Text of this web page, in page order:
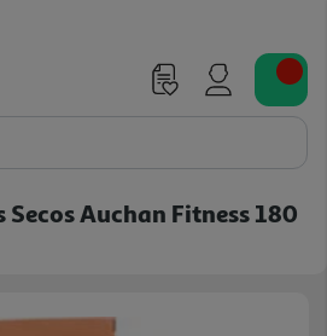
Secos Auchan Fitness 180